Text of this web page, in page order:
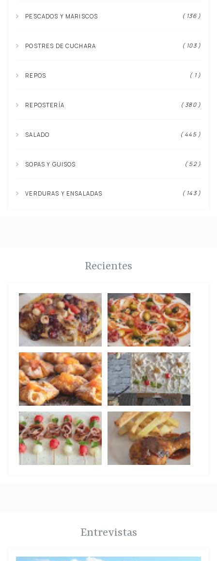
PESCADOS Y MARISCOS ( 136 )
POSTRES DE CUCHARA ( 103 )
REPOS ( 1 )
REPOSTERÍA ( 380 )
SALADO ( 445 )
SOPAS Y GUISOS ( 52 )
VERDURAS Y ENSALADAS ( 143 )
Recientes
Entrevistas